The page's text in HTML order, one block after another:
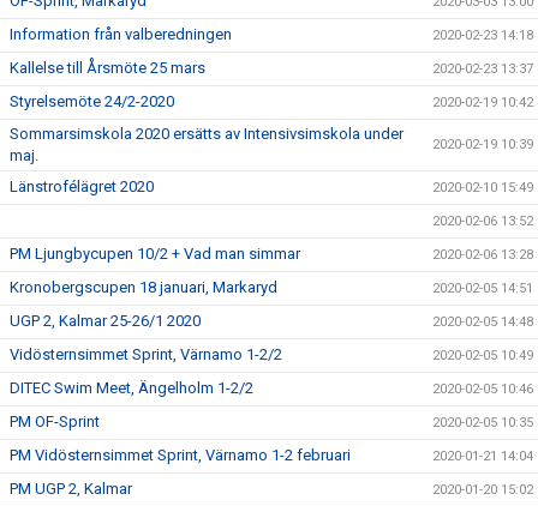
Information från valberedningen 2020-02-23 14:18
Kallelse till Årsmöte 25 mars 2020-02-23 13:37
Styrelsemöte 24/2-2020 2020-02-19 10:42
Sommarsimskola 2020 ersätts av Intensivsimskola under
maj.
2020-02-19 10:39
Länstrofélägret 2020 2020-02-10 15:49
2020-02-06 13:52
PM Ljungbycupen 10/2 + Vad man simmar 2020-02-06 13:28
Kronobergscupen 18 januari, Markaryd 2020-02-05 14:51
UGP 2, Kalmar 25-26/1 2020 2020-02-05 14:48
Vidösternsimmet Sprint, Värnamo 1-2/2 2020-02-05 10:49
DITEC Swim Meet, Ängelholm 1-2/2 2020-02-05 10:46
PM OF-Sprint 2020-02-05 10:35
PM Vidösternsimmet Sprint, Värnamo 1-2 februari 2020-01-21 14:04
PM UGP 2, Kalmar 2020-01-20 15:02